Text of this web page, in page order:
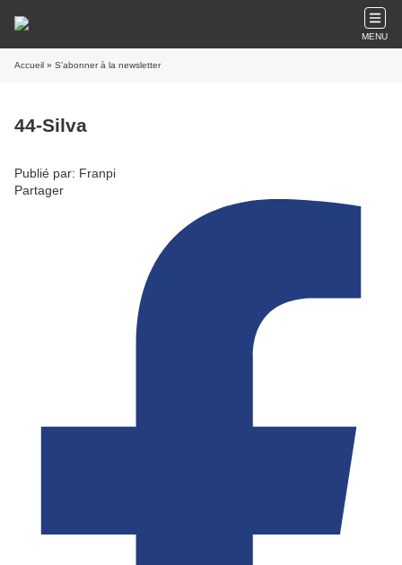
MENU
Accueil » S'abonner à la newsletter
44-Silva
Publié par: Franpi
Partager